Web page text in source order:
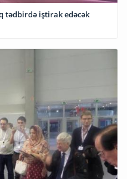
tədbirdə iştirak edəcək